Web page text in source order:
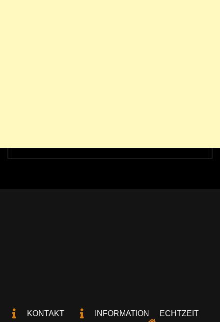
KONTAKT INFORMATION ECHTZEIT